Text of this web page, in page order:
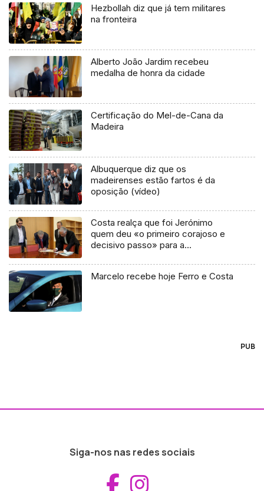
Hezbollah diz que já tem militares
na fronteira
Alberto João Jardim recebeu
medalha de honra da cidade
Certificação do Mel-de-Cana da
Madeira
Albuquerque diz que os
madeirenses estão fartos é da
oposição (vídeo)
Costa realça que foi Jerónimo
quem deu «o primeiro corajoso e
decisivo passo» para a
Marcelo recebe hoje Ferro e Costa
PUB
Siga-nos nas redes sociais
Aceder ao